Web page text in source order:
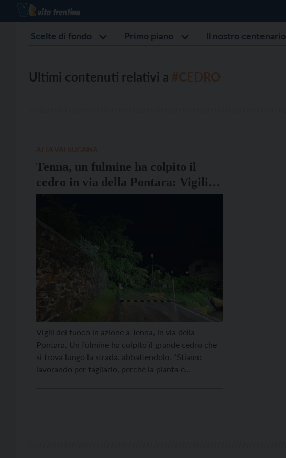
Scelte di fondo Primo piano Il nostro centenario
Ultimi contenuti relativi a
Tenna, un fulmine ha colpito il
cedro in via della Pontara: Vigili
del fuoco in azione
Vigili del fuoco in azione a Tenna, in via della
Pontara. Un fulmine ha colpito il grande cedro che
si trova lungo la strada, abbattendolo. “Stiamo
lavorando per tagliarlo, perché la pianta è